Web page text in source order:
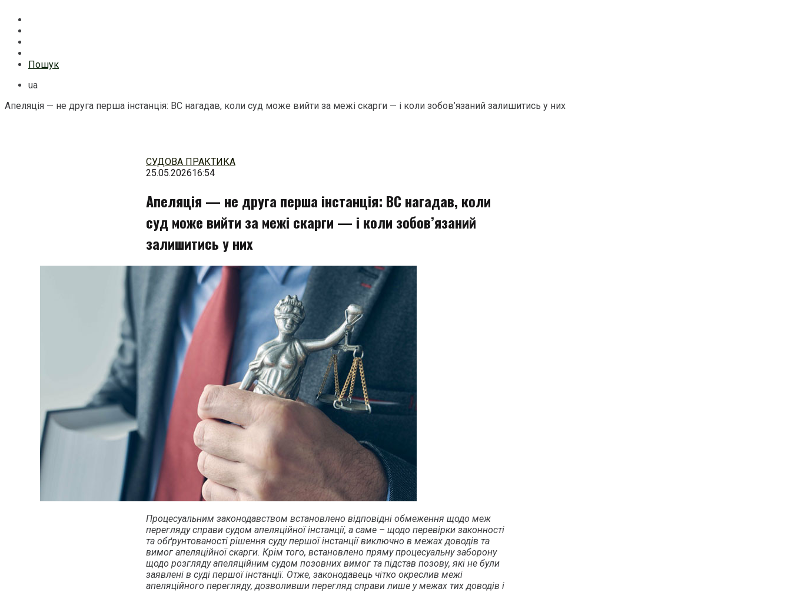
Пошук
ua
Апеляція — не друга перша інстанція: ВС нагадав, коли суд може вийти за межі скарги — і коли зобов’язаний залишитись у них
СУДОВА ПРАКТИКА
25.05.202616:54
Апеляція — не друга перша інстанція: ВС нагадав, коли
суд може вийти за межі скарги — і коли зобов’язаний
залишитись у них
Процесуальним законодавством встановлено відповідні обмеження щодо меж
перегляду справи судом апеляційної інстанції, а саме – щодо перевірки законності
та обґрунтованості рішення суду першої інстанції виключно в межах доводів та
вимог апеляційної скарги. Крім того, встановлено пряму процесуальну заборону
щодо розгляду апеляційним судом позовних вимог та підстав позову, які не були
заявлені в суді першої інстанції. Отже, законодавець чітко окреслив межі
апеляційного перегляду, дозволивши перегляд справи лише у межах тих доводів і